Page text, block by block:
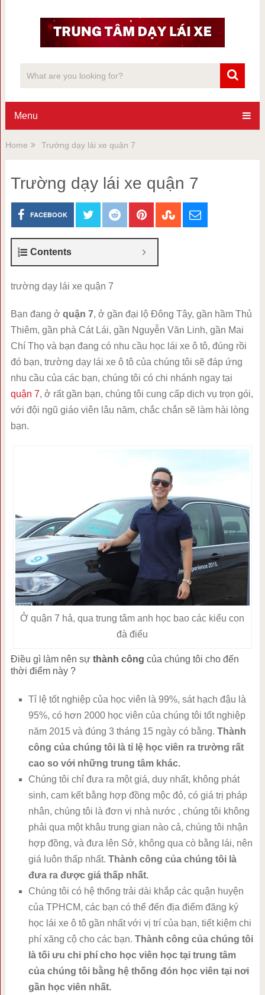
Menu
Home Trường dạy lái xe quận 7
Trường dạy lái xe quận 7
FACEBOOK
Contents
trường dạy lái xe quận 7
Bạn đang ở quận 7, ở gần đại lộ Đông Tây, gần hầm Thủ
Thiêm, gần phà Cát Lái, gần Nguyễn Văn Linh, gần Mai
Chí Thọ và bạn đang có nhu cầu học lái xe ô tô, đúng rồi
đó bạn, trường dạy lái xe ô tô của chúng tôi sẽ đáp ứng
nhu cầu của các bạn, chúng tôi có chi nhánh ngay tại
quận 7, ở rất gần bạn, chúng tôi cung cấp dịch vụ trọn gói,
với đội ngũ giáo viên lâu năm, chắc chắn sẽ làm hài lòng
bạn.
Ở quận 7 hả, qua trung tâm anh học bao các kiểu con
đà điểu
Điều gì làm nên sự thành công của chúng tôi cho đến
thời điểm này ?
Tỉ lệ tốt nghiệp của học viên là 99%, sát hạch đậu là
95%, có hơn 2000 học viên của chúng tôi tốt nghiệp
năm 2015 và đúng 3 tháng 15 ngày có bằng. Thành
công của chúng tôi là tỉ lệ học viên ra trường rất
cao so với những trung tâm khác.
Chúng tôi chỉ đưa ra một giá, duy nhất, không phát
sinh, cam kết bằng hợp đồng mộc đỏ, có giá trị pháp
nhân, chúng tôi là đơn vị nhà nước , chúng tôi không
phải qua một khâu trung gian nào cả, chúng tôi nhận
hợp đồng, và đưa lên Sở, không qua cò bằng lái, nên
giá luôn thấp nhất. Thành công của chúng tôi là
đưa ra được giá thấp nhất.
Chúng tôi có hệ thống trải dài khắp các quận huyện
của TPHCM, các bạn có thể đến địa điểm đăng ký
học lái xe ô tô gần nhất với vị trí của bạn, tiết kiệm chi
phí xăng cộ cho các bạn. Thành công của chúng tôi
là tối ưu chi phí cho học viên học tại trung tâm
của chúng tôi bằng hệ thống đón học viên tại nơi
gần học viên nhất.